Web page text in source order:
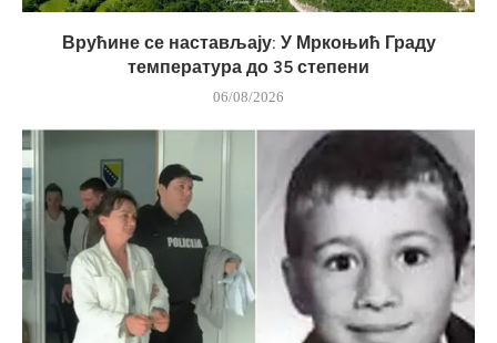
Врућине се настављају: У Мркоњић Граду
температура до 35 степени
06/08/2026